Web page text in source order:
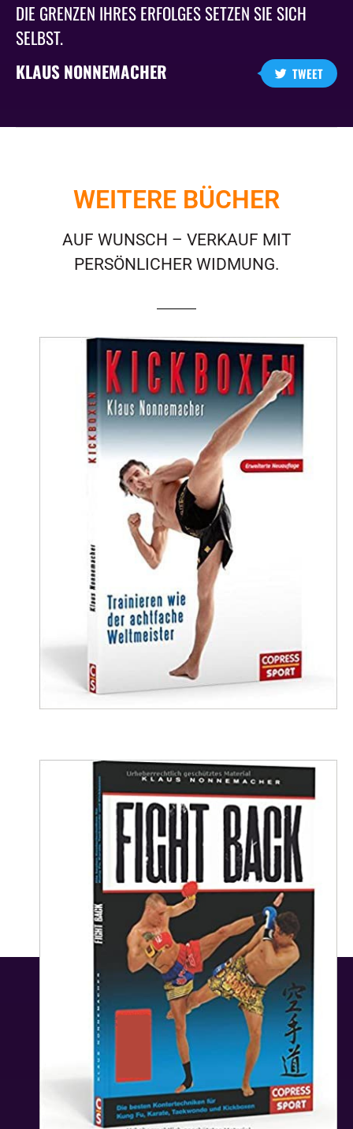
DIE GRENZEN IHRES ERFOLGES SETZEN SIE SICH
SELBST.
KLAUS NONNEMACHER
TWEET
WEITERE BÜCHER
AUF WUNSCH – VERKAUF MIT
PERSÖNLICHER WIDMUNG.